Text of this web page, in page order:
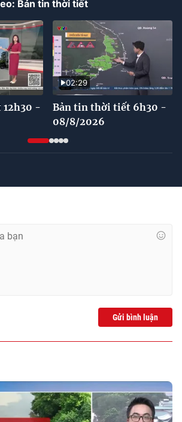
Bản tin thời tiết
-
02:29
Bản tin thời tiết 6h30 -
08/8/2026
Gửi bình luận